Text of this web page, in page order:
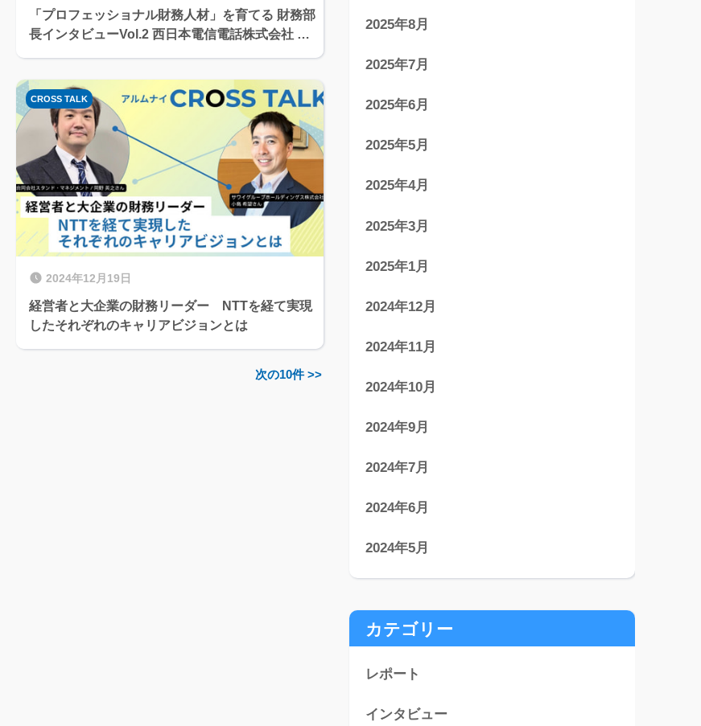
「プロフェッショナル財務人材」を育てる 財務部
長インタビューVol.2 西日本電信電話株式会社 執
CROSS TALK
2024年12月19日
経営者と大企業の財務リーダー NTTを経て実現
したそれぞれのキャリアビジョンとは
次の10件 >>
2025年8月
2025年7月
2025年6月
2025年5月
2025年4月
2025年3月
2025年1月
2024年12月
2024年11月
2024年10月
2024年9月
2024年7月
2024年6月
2024年5月
カテゴリー
レポート
インタビュー